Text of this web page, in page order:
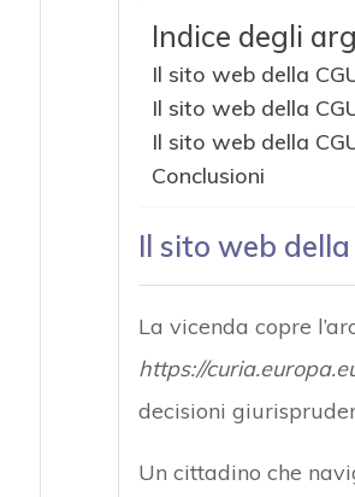
Indice degli
Il sito web della
Il sito web della
Il sito web della
Conclusioni
Il sito web
La vicenda copre
https://
decisioni
Un cittadino che